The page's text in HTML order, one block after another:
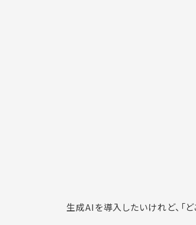
生成AIを導入したいけれど、「